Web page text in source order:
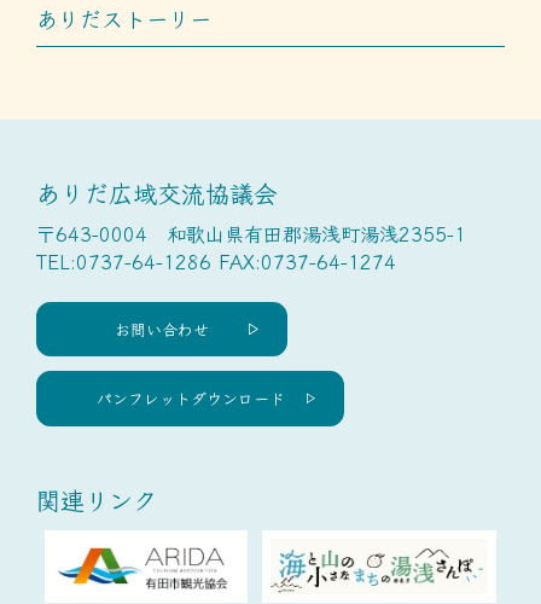
ありだストーリー
ありだ広域交流協議会
〒643-0004 和歌山県有田郡湯浅町湯浅2355-1
TEL:0737-64-1286 FAX:0737-64-1274
お問い合わせ
パンフレットダウンロード
関連リンク